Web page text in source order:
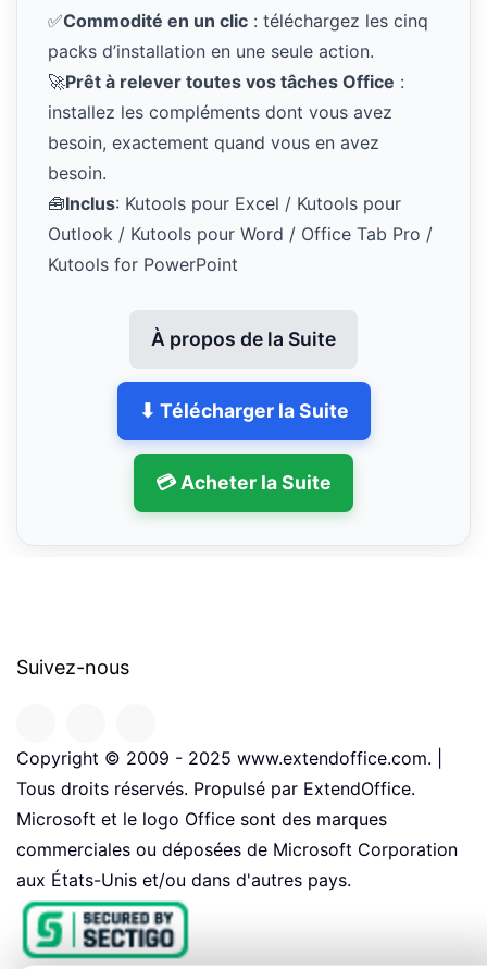
✅Commodité en un clic : téléchargez les cinq
packs d’installation en une seule action.
🚀Prêt à relever toutes vos tâches Office :
installez les compléments dont vous avez
besoin, exactement quand vous en avez
besoin.
🧰Inclus: Kutools pour Excel / Kutools pour
Outlook / Kutools pour Word / Office Tab Pro /
Kutools for PowerPoint
À propos de la Suite
⬇ Télécharger la Suite
💳 Acheter la Suite
Suivez-nous
Copyright © 2009 - 2025 www.extendoffice.com. |
Tous droits réservés. Propulsé par ExtendOffice.
Microsoft et le logo Office sont des marques
commerciales ou déposées de Microsoft Corporation
aux États-Unis et/ou dans d'autres pays.